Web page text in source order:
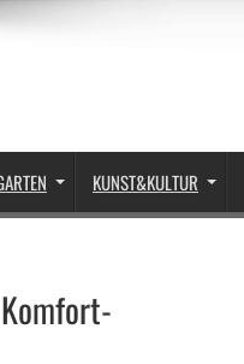
KUNST&KULTUR